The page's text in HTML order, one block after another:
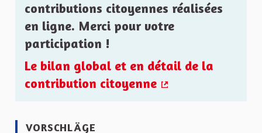
contributions citoyennes réalisées
en ligne. Merci pour votre
participation !
Le bilan global et en détail de la
contribution citoyenne
VORSCHLÄGE